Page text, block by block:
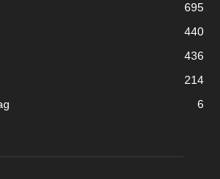
695
440
436
214
6